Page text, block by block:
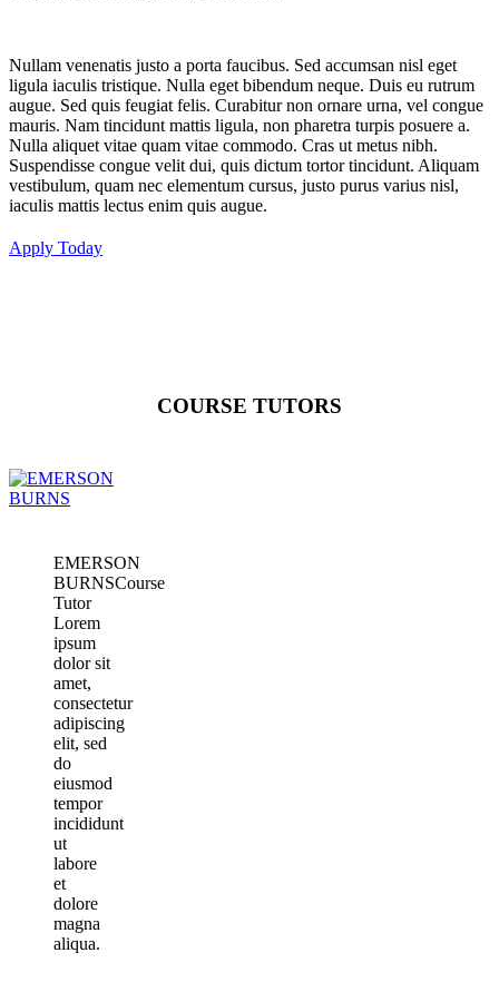
Nullam venenatis justo a porta faucibus. Sed accumsan nisl eget
ligula iaculis tristique. Nulla eget bibendum neque. Duis eu rutrum
augue. Sed quis feugiat felis. Curabitur non ornare urna, vel congue
mauris. Nam tincidunt mattis ligula, non pharetra turpis posuere a.
Nulla aliquet vitae quam vitae commodo. Cras ut metus nibh.
Suspendisse congue velit dui, quis dictum tortor tincidunt. Aliquam
vestibulum, quam nec elementum cursus, justo purus varius nisl,
iaculis mattis lectus enim quis augue.
Apply Today
COURSE TUTORS
EMERSON
BURNSCourse
Tutor
Lorem
ipsum
dolor sit
amet,
consectetur
adipiscing
elit, sed
do
eiusmod
tempor
incididunt
ut
labore
et
dolore
magna
aliqua.